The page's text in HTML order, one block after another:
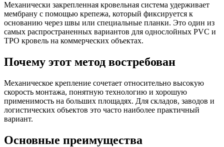
Механически закрепленная кровельная система удерживает
мембрану с помощью крепежа, который фиксируется к
основанию через швы или специальные планки. Это один из
самых распространенных вариантов для однослойных PVC и
TPO кровель на коммерческих объектах.
Почему этот метод востребован
Механическое крепление сочетает относительно высокую
скорость монтажа, понятную технологию и хорошую
применимость на больших площадях. Для складов, заводов и
логистических объектов это часто наиболее практичный
вариант.
Основные преимущества